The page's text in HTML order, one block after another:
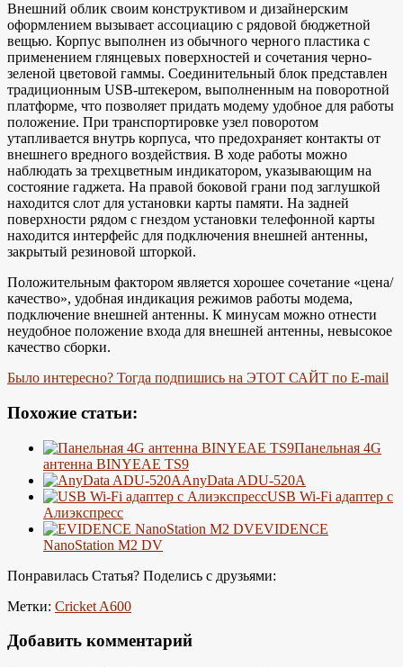
Внешний облик своим конструктивом и дизайнерским
оформлением вызывает ассоциацию с рядовой бюджетной
вещью. Корпус выполнен из обычного черного пластика с
применением глянцевых поверхностей и сочетания черно-
зеленой цветовой гаммы. Соединительный блок представлен
традиционным USB-штекером, выполненным на поворотной
платформе, что позволяет придать модему удобное для работы
положение. При транспортировке узел поворотом
утапливается внутрь корпуса, что предохраняет контакты от
внешнего вредного воздействия. В ходе работы можно
наблюдать за трехцветным индикатором, указывающим на
состояние гаджета. На правой боковой грани под заглушкой
находится слот для установки карты памяти. На задней
поверхности рядом с гнездом установки телефонной карты
находится интерфейс для подключения внешней антенны,
закрытый резиновой шторкой.
Положительным фактором является хорошее сочетание «цена/
качество», удобная индикация режимов работы модема,
подключение внешней антенны. К минусам можно отнести
неудобное положение входа для внешней антенны, невысокое
качество сборки.
Было интересно? Тогда подпишись на ЭТОТ САЙТ по E-mail
Похожие статьи:
Панельная 4G
антенна BINYEAE TS9
AnyData ADU-520A
USB Wi-Fi адаптер с
Алиэкспресс
EVIDENCE
NanoStation M2 DV
Понравилась Статья? Поделись с друзьями:
Метки: Cricket A600
Добавить комментарий